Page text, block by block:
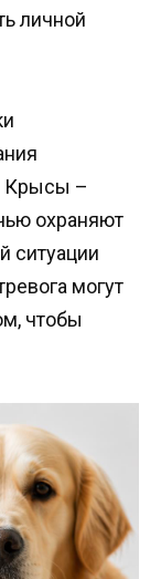
личной
Крысы –
охраняют
ситуации
могут
чтобы